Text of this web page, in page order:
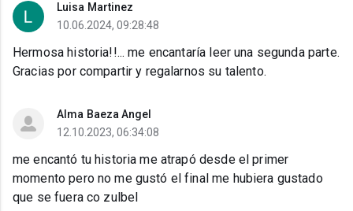
Luisa Martinez
10.06.2024, 09:28:48
Hermosa historia!!... me encantaría leer una segunda parte.
Gracias por compartir y regalarnos su talento.
Alma Baeza Angel
12.10.2023, 06:34:08
me encantó tu historia me atrapó desde el primer
momento pero no me gustó el final me hubiera gustado
que se fuera co zulbel